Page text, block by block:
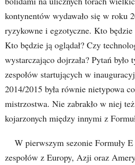
kontynentów wydawało się w roku
ryzykowne i egzotyczne. Kto
Kto będzie ją oglądał? Czy
wystarczająco dojrzała? Pytań było
zespołów startujących w
2014/2015 była równie nietypowa
mistrzostwa. Nie zabrakło w niej
kojarzonych między innymi z
W pierwszym sezonie Formuły
zespołów z Europy, Azji oraz